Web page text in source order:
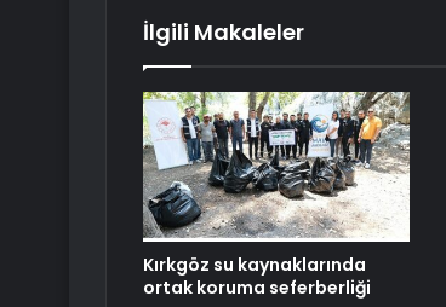
İlgili Makaleler
Kırkgöz su kaynaklarında
ortak koruma seferberliği